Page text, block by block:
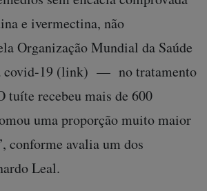
e ivermectina, não
Organização Mundial da Saúde
covid-19 (link) — no tratamento
tuíte recebeu mais de 600
uma proporção muito maior
conforme avalia um dos
Leal.